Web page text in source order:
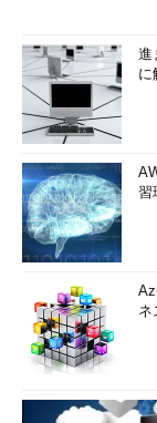
進
に
習
ネ